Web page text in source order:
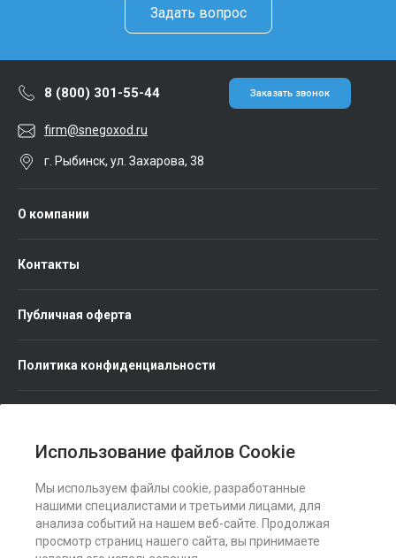
Использование файлов Cookie
Мы используем файлы cookie, разработанные
нашими специалистами и третьими лицами, для
анализа событий на нашем веб-сайте. Продолжая
просмотр страниц нашего сайта, вы принимаете
Задать вопрос
8 (800) 301-55-44 Заказать звонок
firm@snegoxod.ru
г. Рыбинск, ул. Захарова, 38
О компании
Контакты
Публичная оферта
Политика конфиденциальности
Мы в соц. сетях